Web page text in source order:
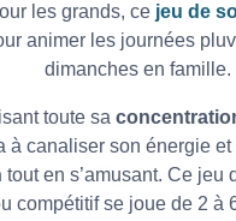
les grands, ce jeu de
animer les journées
dimanches en famille.
toute sa
à canaliser son énergie et
tout en s’amusant. Ce jeu
compétitif se joue de 2 à